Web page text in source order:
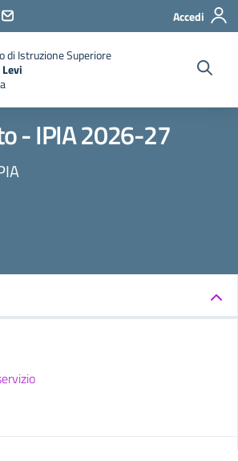
Accedi
di Istruzione Superiore
- IPIA 2026-27